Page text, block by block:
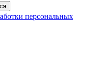
персональных